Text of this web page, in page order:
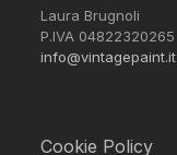
Laura Brugnoli
P.IVA 04822320265
info@vintagepaint.it
Cookie Policy